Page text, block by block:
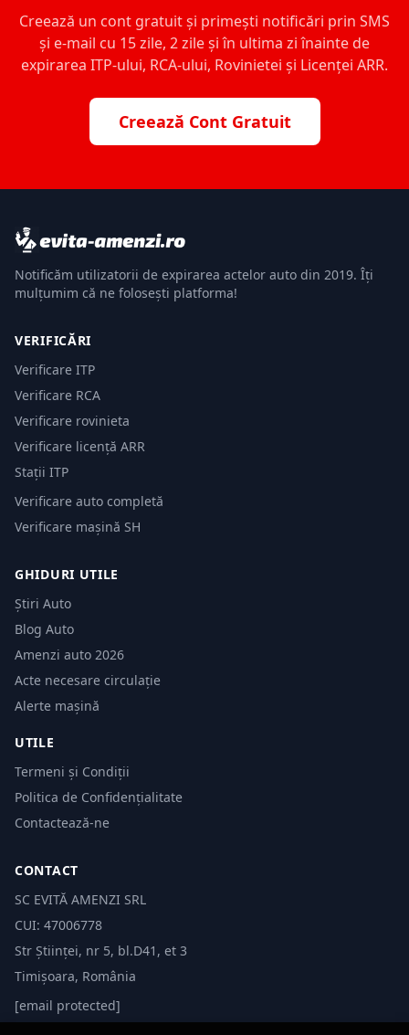
Creează un cont gratuit și primești notificări prin SMS
și e-mail cu 15 zile, 2 zile și în ultima zi înainte de
expirarea ITP-ului, RCA-ului, Rovinietei și Licenței ARR.
Creează Cont Gratuit
Notificăm utilizatorii de expirarea actelor auto din 2019. Îți
mulțumim că ne folosești platforma!
VERIFICĂRI
Verificare ITP
Verificare RCA
Verificare rovinieta
Verificare licență ARR
Stații ITP
Verificare auto completă
Verificare mașină SH
GHIDURI UTILE
Știri Auto
Blog Auto
Amenzi auto 2026
Acte necesare circulație
Alerte mașină
UTILE
Termeni și Condiții
Politica de Confidențialitate
Contactează-ne
CONTACT
SC EVITĂ AMENZI SRL
CUI: 47006778
Str Științei, nr 5, bl.D41, et 3
Timișoara, România
[email protected]